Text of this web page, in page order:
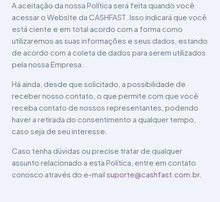
A aceitação da nossa Política será feita quando você
acessar o Website da CASHFAST. Isso indicará que você
está ciente e em total acordo com a forma como
utilizaremos as suas informações e seus dados, estando
de acordo com a coleta de dados para serem utilizados
pela nossa Empresa.
Há ainda, desde que solicitado, a possibilidade de
receber nosso contato, o que permite com que você
receba contato de nossos representantes, podendo
haver a retirada do consentimento a qualquer tempo,
caso seja de seu interesse.
Caso tenha dúvidas ou precise tratar de qualquer
assunto relacionado a esta Política, entre em contato
conosco através do e-mail suporte@cashfast.com.br.